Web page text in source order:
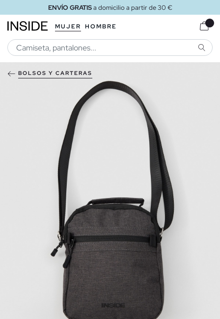
ENVÍO GRATISa domicilio a partir de 30 €
MUJER HOMBRE
BOLSOS Y CARTERAS